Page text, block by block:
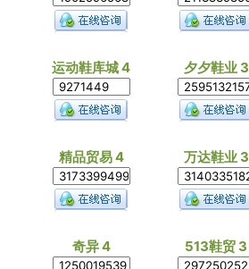
运动鞋库城 4 夕夕鞋业 3
精品贸易 4 万达鞋业 3
奇异 4 513鞋贸 3